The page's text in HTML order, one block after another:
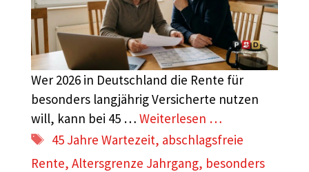
Wer 2026 in Deutschland die Rente für
besonders langjährig Versicherte nutzen
will, kann bei 45 … Weiterlesen …
Schlagwörter
45 Jahre Wartezeit, abschlagsfreie
Rente, Altersgrenze Jahrgang, besonders